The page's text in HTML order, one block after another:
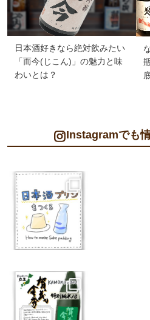
日本酒好きなら絶対飲みたい
「而今(じこん)」の魅力と味
わいとは？
Instagramでも